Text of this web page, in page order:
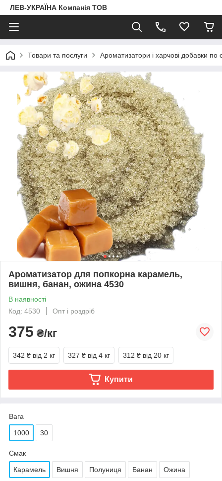
ЛЕВ-УКРАЇНА Компанія ТОВ
Товари та послуги Ароматизатори і харчові добавки по
Ароматизатор для попкорна карамель,
вишня, банан, ожина 4530
В наявності
Код: 4530
Опт і роздріб
375 ₴/кг
342 ₴ від 2 кг 327 ₴ від 4 кг 312 ₴ від 20 кг
Купити
Вага
1000 30
Смак
Карамель Вишня Полуниця Банан Ожина